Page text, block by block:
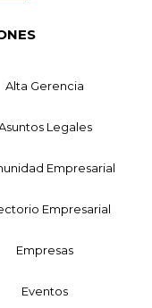
Alta Gerencia
Legales
Empresarial
Empresarial
Empresas
Eventos